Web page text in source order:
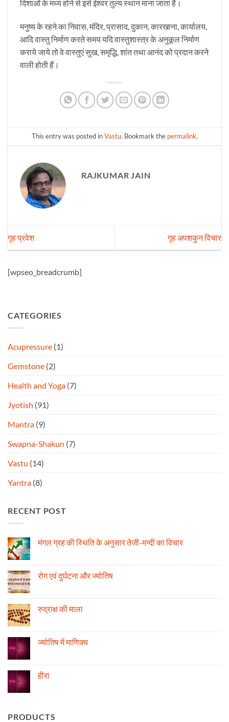
दिशाओं के मध्य होने से इसे ईश्वर तुल्य स्थान माना जाता है।
मनुष्य के रहने का निवास, मंदिर, प्रासाद, दुकान, कारखाना, कार्यालय,
आदि वास्तु निर्माण करते समय यदि वास्तुशास्त्र के अनुकूल निर्माण
कराये जाये तो वे वास्तुएं सुख, समृद्धि, शांत तथा आनंद को प्रदान करने
वाली होती हैं।
This entry was posted inVastu. Bookmark the permalink.
RAJKUMAR JAIN
गृह प्रवेश गृह अपशकुन विचार
[wpseo_breadcrumb]
CATEGORIES
Acupressure (1)
Gemstone (2)
Health and Yoga (7)
Jyotish (91)
Mantra (9)
Swapna-Shakun (7)
Vastu (14)
Yantra (8)
RECENT POST
मंगल ग्रह की स्थिति के अनुसार तेजी-मन्दी का विचार
मंगल
ग्रह
तेजी-
रोग एवं दुर्घटना और ज्योतिष
एवं
रुद्राक्ष की माला
रुद्राक्ष
की
ज्योतिष में माणिक्य
ज्योतिष
मेंहीरा
PRODUCTS